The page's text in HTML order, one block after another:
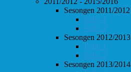
Sesongen 2011/2012
Follo 1
Follo 2
Sesongen 2012/2013
Follo 1
Follo 2
Sesongen 2013/2014